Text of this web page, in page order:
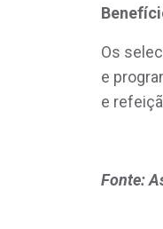
Os
e
e
Fonte: